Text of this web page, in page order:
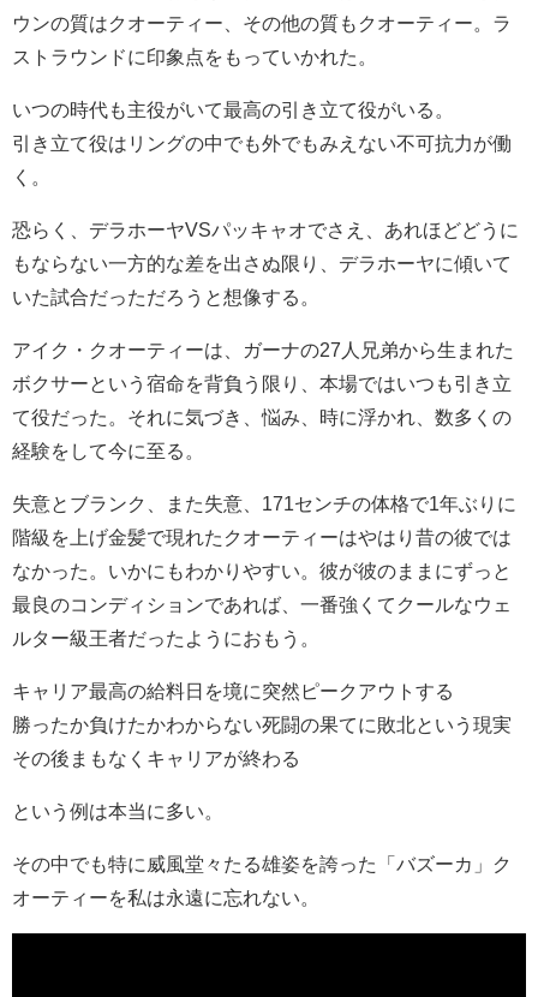
ウンの質はクオーティー、その他の質もクオーティー。ラ
ストラウンドに印象点をもっていかれた。
いつの時代も主役がいて最高の引き立て役がいる。
引き立て役はリングの中でも外でもみえない不可抗力が働
く。
恐らく、デラホーヤVSパッキャオでさえ、あれほどどうに
もならない一方的な差を出さぬ限り、デラホーヤに傾いて
いた試合だっただろうと想像する。
アイク・クオーティーは、ガーナの27人兄弟から生まれた
ボクサーという宿命を背負う限り、本場ではいつも引き立
て役だった。それに気づき、悩み、時に浮かれ、数多くの
経験をして今に至る。
失意とブランク、また失意、171センチの体格で1年ぶりに
階級を上げ金髪で現れたクオーティーはやはり昔の彼では
なかった。いかにもわかりやすい。彼が彼のままにずっと
最良のコンディションであれば、一番強くてクールなウェ
ルター級王者だったようにおもう。
キャリア最高の給料日を境に突然ピークアウトする
勝ったか負けたかわからない死闘の果てに敗北という現実
その後まもなくキャリアが終わる
という例は本当に多い。
その中でも特に威風堂々たる雄姿を誇った「バズーカ」ク
オーティーを私は永遠に忘れない。